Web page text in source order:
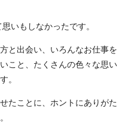
いもしなかったです。
と出会い、いろんなお仕事を
こと、たくさんの色々な思い
。
たことに、ホントにありがた